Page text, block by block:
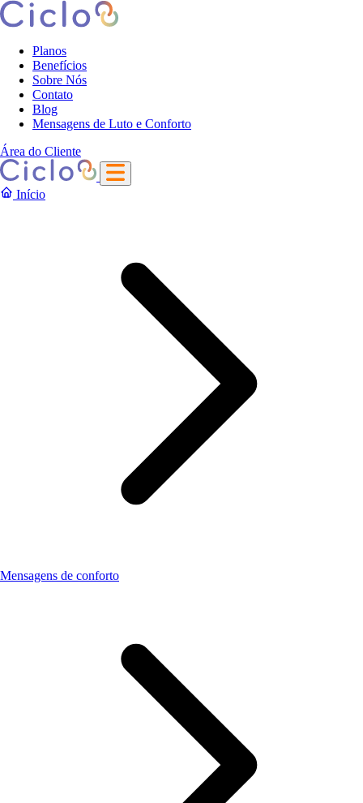
Planos
Benefícios
Sobre Nós
Contato
Blog
Mensagens de Luto e Conforto
Área do Cliente
Início
Mensagens de conforto